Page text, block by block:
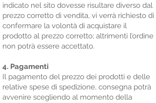
indicato nel sito dovesse risultare diverso dal
prezzo corretto di vendita, vi verrà richiesto di
confermare la volontà di acquistare il
prodotto al prezzo corretto; altrimenti l’ordine
non potrà essere accettato.
4. Pagamenti
Il pagamento del prezzo dei prodotti e delle
relative spese di spedizione, consegna potrà
avvenire scegliendo al momento della